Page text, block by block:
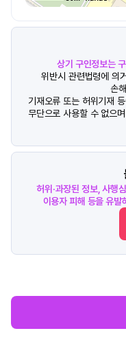
상기 구인정보는
위반시 관련법령에 의
손
기재오류 또는 허위기재
무단으로 사용할 수 없으
허위·과장된 정보, 사행
이용자 피해 등을 유발